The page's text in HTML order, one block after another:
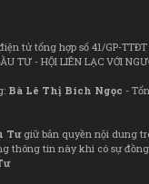
tử tổng hợp số 41/GP-TTĐT
TƯ - HỘI LIÊN LẠC VỚI
Bà Lê Thị Bích Ngọc -
Tưgiữ bản quyền nội dung
thông tin này khi có sự